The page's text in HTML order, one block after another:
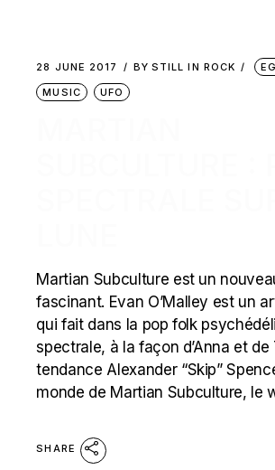
28 JUNE 2017 BY STILL IN ROCK
MUSIC
UFO
Martian Subculture est un
fascinant. Evan O’Malley est un
qui fait dans la pop folk
spectrale, à la façon d’Anna et
tendance Alexander “Skip”
monde de Martian Subculture, le
SHARE